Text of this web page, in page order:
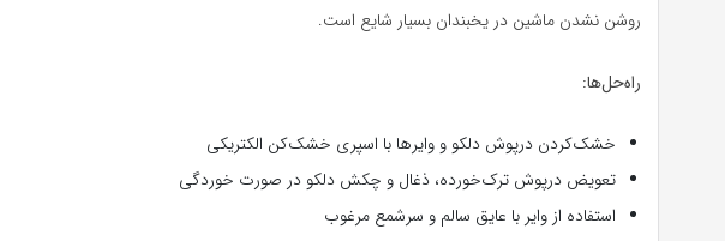
روشن نشدن ماشین در یخبندان بسیار شایع است.
راه‌حل‌ها:
خشک‌کردن درپوش دلکو و وایرها با اسپری خشک‌کن الکتریکی
تعویض درپوش ترک‌خورده، ذغال و چکش دلکو در صورت خوردگی
استفاده از وایر با عایق سالم و سرشمع مرغوب